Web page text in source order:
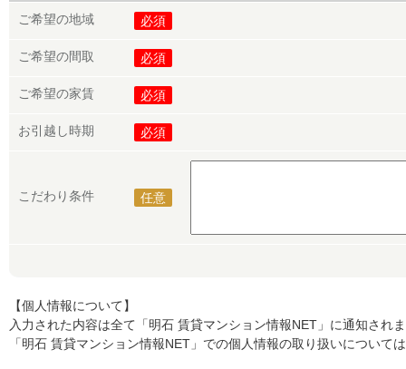
ご希望の地域 必須
ご希望の間取 必須
ご希望の家賃 必須
お引越し時期 必須
こだわり条件 任意
【個人情報について】
入力された内容は全て「明石 賃貸マンション情報NET」に通知され
「明石 賃貸マンション情報NET」での個人情報の取り扱いについては